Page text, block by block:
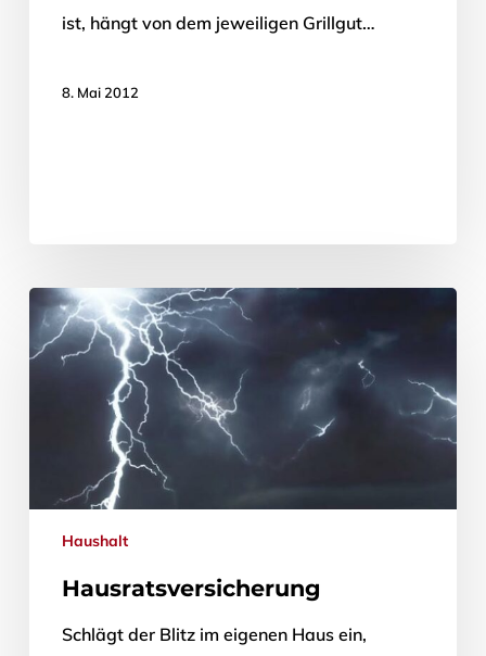
ist, hängt von dem jeweiligen Grillgut…
8. Mai 2012
Haushalt
Hausratsversicherung
Schlägt der Blitz im eigenen Haus ein,